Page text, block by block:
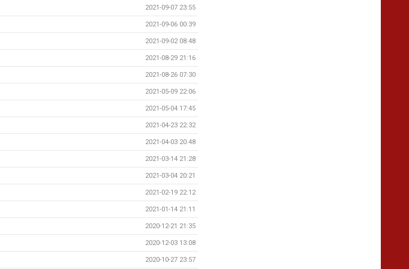
2021-09-07 23:55
2021-09-06 00:39
2021-09-02 08:48
2021-08-29 21:16
2021-08-26 07:30
2021-05-09 22:06
2021-05-04 17:45
2021-04-23 22:32
2021-04-03 20:48
2021-03-14 21:28
2021-03-04 20:21
2021-02-19 22:12
2021-01-14 21:11
2020-12-21 21:35
2020-12-03 13:08
2020-10-27 23:57